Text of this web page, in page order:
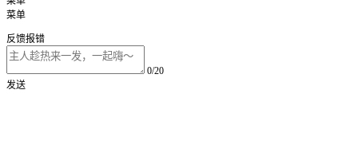
菜单
反馈报错
0/20
发送